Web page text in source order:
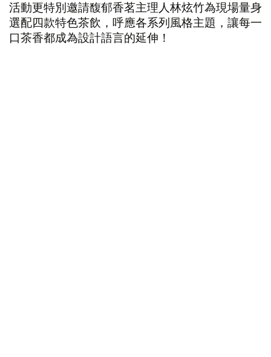
活動更特別邀請馥郁香茗主理人林炫竹為現場量身
選配四款特色茶飲，呼應各系列風格主題，讓每一
口茶香都成為設計語言的延伸！